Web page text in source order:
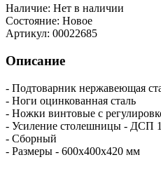
Наличие: Нет в наличии
Состояние: Новое
Артикул: 00022685
Описание
- Подтоварник нержавеющая
- Ноги оцинкованная сталь
- Ножки винтовые с
- Усиление столешницы - ДСП
- Сборный
- Размеры - 600х400х420 мм